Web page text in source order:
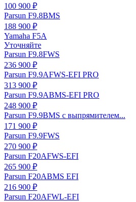
100 900 ₽
Parsun F9.8BMS
188 900 ₽
Yamaha F5A
Уточняйте
Parsun F9.8FWS
236 900 ₽
Parsun F9.9AFWS-EFI PRO
313 900 ₽
Parsun F9.9ABMS-EFI PRO
248 900 ₽
Parsun F9.9BMS с выпрямителем...
171 900 ₽
Parsun F9.9FWS
270 900 ₽
Parsun F20AFWS-EFI
265 900 ₽
Parsun F20ABMS EFI
216 900 ₽
Parsun F20AFWL-EFI